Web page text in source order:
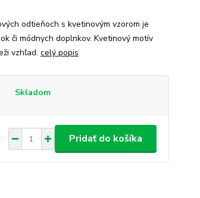
odtieňoch s kvetinovým vzorom je
či módnych doplnkov. Kvetinový motív
vzhľad. celý popis
Skladom
Pridať do košíka